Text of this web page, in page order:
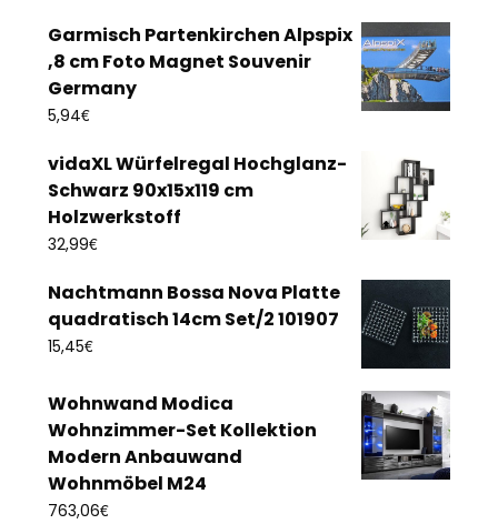
Garmisch Partenkirchen Alpspix
,8 cm Foto Magnet Souvenir
Germany
5,94€
vidaXL Würfelregal Hochglanz-
Schwarz 90x15x119 cm
Holzwerkstoff
32,99€
Nachtmann Bossa Nova Platte
quadratisch 14cm Set/2 101907
15,45€
Wohnwand Modica
Wohnzimmer-Set Kollektion
Modern Anbauwand
Wohnmöbel M24
763,06€